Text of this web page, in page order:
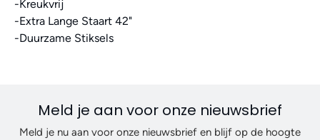
-Kreukvrij
-Extra Lange Staart 42"
-Duurzame Stiksels
Meld je aan voor onze nieuwsbrief
Meld je nu aan voor onze nieuwsbrief en blijf op de hoogte